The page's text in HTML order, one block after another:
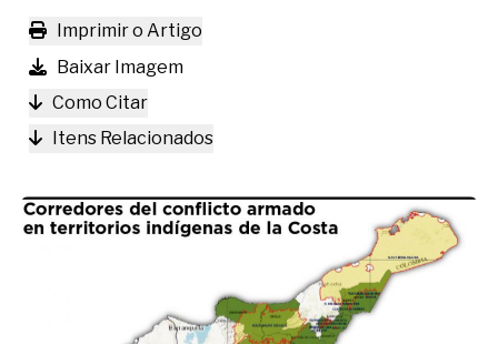
Imprimir o Artigo
Baixar Imagem
Como Citar
Itens Relacionados